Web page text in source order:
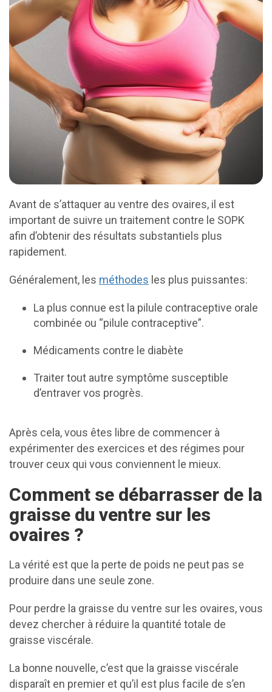
Avant de s’attaquer au ventre des ovaires, il est
important de suivre un traitement contre le SOPK
afin d’obtenir des résultats substantiels plus
rapidement.
Généralement, les méthodes les plus puissantes:
La plus connue est la pilule contraceptive orale
combinée ou “pilule contraceptive”.
Médicaments contre le diabète
Traiter tout autre symptôme susceptible
d’entraver vos progrès.
Après cela, vous êtes libre de commencer à
expérimenter des exercices et des régimes pour
trouver ceux qui vous conviennent le mieux.
Comment se débarrasser de la
graisse du ventre sur les
ovaires ?
La vérité est que la perte de poids ne peut pas se
produire dans une seule zone.
Pour perdre la graisse du ventre sur les ovaires, vous
devez chercher à réduire la quantité totale de
graisse viscérale.
La bonne nouvelle, c’est que la graisse viscérale
disparaît en premier et qu’il est plus facile de s’en